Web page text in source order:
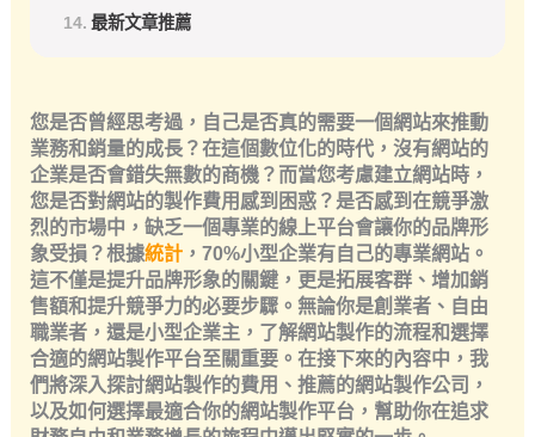
最新文章推薦
您是否曾經思考過，自己是否真的需要一個網站來推動
業務和銷量的成長？在這個數位化的時代，沒有網站的
企業是否會錯失無數的商機？而當您考慮建立網站時，
您是否對網站的製作費用感到困惑？是否感到在競爭激
烈的市場中，缺乏一個專業的線上平台會讓你的品牌形
象受損？根據統計，70%小型企業有自己的專業網站。
這不僅是提升品牌形象的關鍵，更是拓展客群、增加銷
售額和提升競爭力的必要步驟。無論你是創業者、自由
職業者，還是小型企業主，了解網站製作的流程和選擇
合適的網站製作平台至關重要。在接下來的內容中，我
們將深入探討網站製作的費用、推薦的網站製作公司，
以及如何選擇最適合你的網站製作平台，幫助你在追求